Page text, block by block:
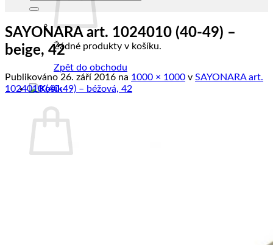
Žádné produkty v košíku.
Zpět do obchodu
SAYONARA art. 1024010 (40-49) –
beige, 42
Publikováno 26. září 2016 na 1000 × 1000 v SAYONARA art.
1024010 (40-49) – béžová, 42